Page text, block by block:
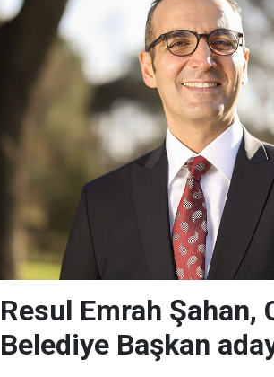
Resul Emrah Şahan,
Belediye Başkan